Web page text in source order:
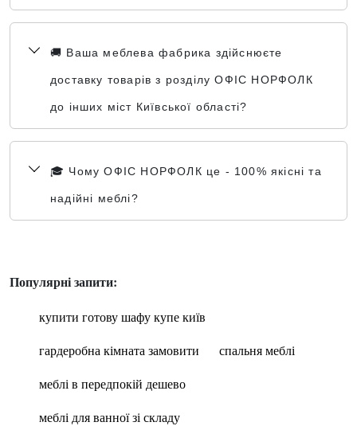
🚚 Ваша меблева фабрика здійснюєте
доставку товарів з розділу ОФІС НОРФОЛК
до інших міст Київської області?
🎓 Чому ОФІС НОРФОЛК це - 100% якісні та
надійні меблі?
Популярні запити:
купити готову шафу купе київ
гардеробна кімната замовити
спальня меблі
меблі в передпокій дешево
меблі для ванної зі складу